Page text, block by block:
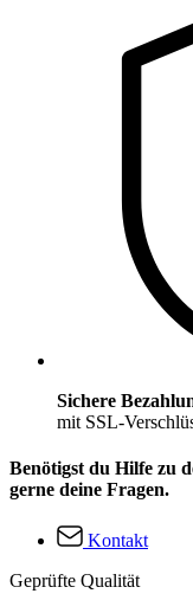
Sichere
mit SSL-
Benötigst du Hilfe zu
gerne deine Fragen.
Kontakt
Geprüfte Qualität